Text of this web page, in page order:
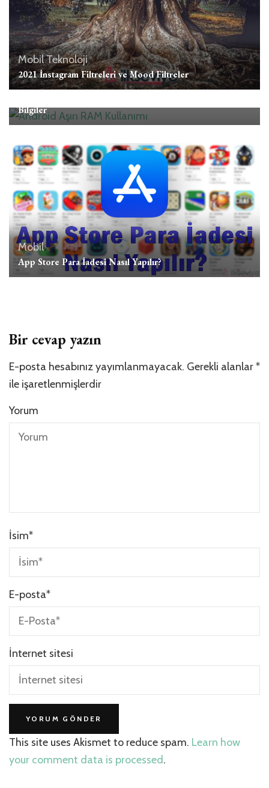
MobilTeknoloji
2021 İnstagram Filtreleri ve Mood Filtreler
Mobil
Bilgiler
Mobil
App Store Para İadesi Nasıl Yapılır?
Bir cevap yazın
E-posta hesabınız yayımlanmayacak. Gerekli alanlar*
ile işaretlenmişlerdir
Yorum
İsim*
E-posta*
İnternet sitesi
This site uses Akismet to reduce spam. Learn how
your comment data is processed.